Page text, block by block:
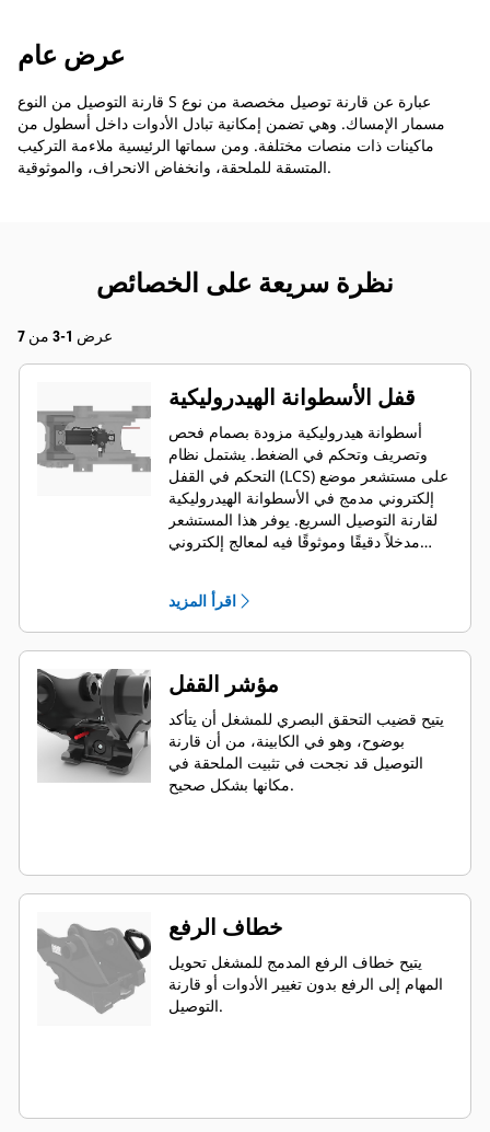
عرض عام
قارنة التوصيل من النوع S عبارة عن قارنة توصيل مخصصة من نوع
مسمار الإمساك. وهي تضمن إمكانية تبادل الأدوات داخل أسطول من
ماكينات ذات منصات مختلفة. ومن سماتها الرئيسية ملاءمة التركيب
المتسقة للملحقة، وانخفاض الانحراف، والموثوقية.
نظرة سريعة على الخصائص
عرض 1-3 من 7
قفل الأسطوانة الهيدروليكية
أسطوانة هيدروليكية مزودة بصمام فحص
وتصريف وتحكم في الضغط. يشتمل نظام
التحكم في القفل (LCS) على مستشعر موضع
إلكتروني مدمج في الأسطوانة الهيدروليكية
لقارنة التوصيل السريع. يوفر هذا المستشعر
مدخلاً دقيقًا وموثوقًا فيه لمعالج إلكتروني
المعالج الدقيق اتصالاً رقميًا بوحدة التحكم
الإلكتروني (ECM) لماكينة الحفار الهيدروليكي
الصغير من الجيل التالي عن طريق ضفيرة
كهربائية.
اقرأ المزيد
مؤشر القفل
يتيح قضيب التحقق البصري للمشغل أن يتأكد
بوضوح، وهو في الكابينة، من أن قارنة
التوصيل قد نجحت في تثبيت الملحقة في
مكانها بشكل صحيح.
خطاف الرفع
يتيح خطاف الرفع المدمج للمشغل تحويل
المهام إلى الرفع بدون تغيير الأدوات أو قارنة
التوصيل.